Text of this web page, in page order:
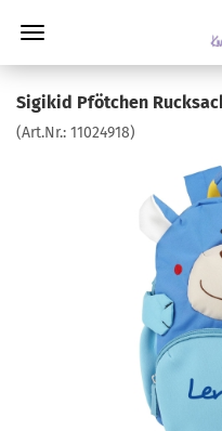
Sigikid Pfötchen
(Art.Nr.: 11024918)